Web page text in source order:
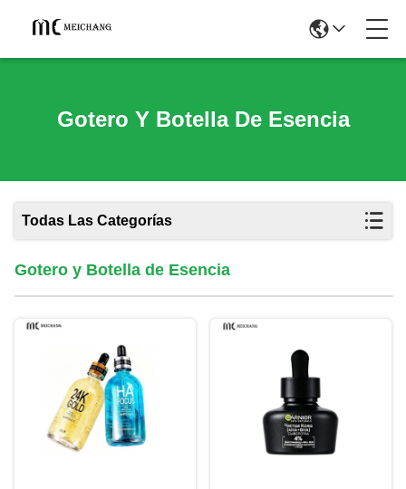
Gotero Y Botella De Esencia
Todas Las Categorías
Gotero y Botella de Esencia